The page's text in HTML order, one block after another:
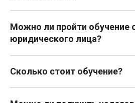
Можно ли пройти обучение
юридического лица?
Сколько стоит обучение?